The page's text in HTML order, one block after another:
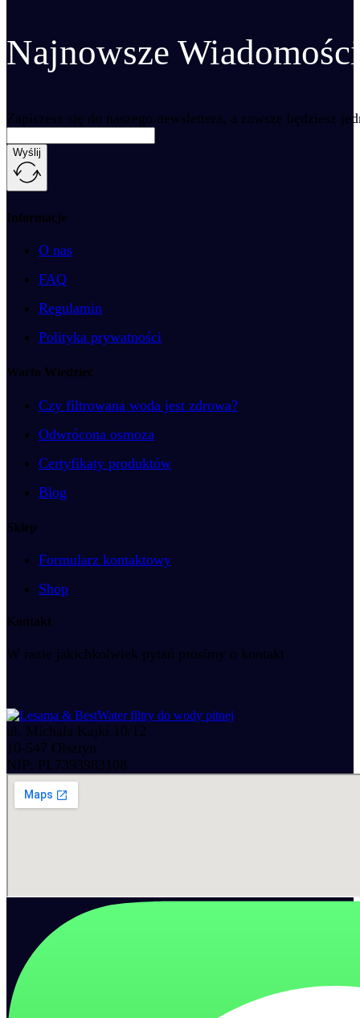
Akcesoria do wody
Narzedzia do wody
Zawory do wody
Zbiorniki ciśnieniowe
Elementy montazowe
Najnowsze
Zapiszesz się do naszego newslettera, a zawsze będziesz
Wyślij
Informacje
O nas
FAQ
Regulamin
Polityka prywatności
Warto Wiedzieć
Czy filtrowana woda jest zdrowa?
Odwrócona osmoza
Certyfikaty produktów
Blog
Sklep
Formularz kontaktowy
Shop
Kontakt
W razie jakichkolwiek pytań prosimy o kontakt
ul. Michała Kajki 10/12
10-547 Olsztyn
NIP: PL7393983108